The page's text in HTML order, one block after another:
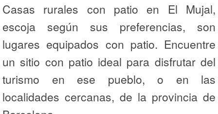
Casas rurales con patio en El Mujal,
escoja según sus preferencias, son
lugares equipados con patio. Encuentre
un sitio con patio ideal para disfrutar del
turismo en ese pueblo, o en las
localidades cercanas, de la provincia de